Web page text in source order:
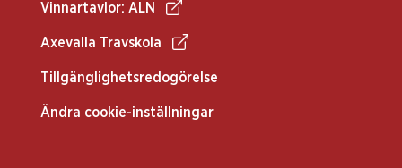
Vinnartavlor: ALN
Axevalla Travskola
Tillgänglighetsredogörelse
Ändra cookie-inställningar